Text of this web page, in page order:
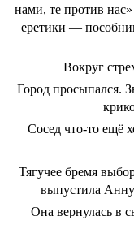
нами, те против
еретики —
Вокруг
Город просыпался.
Сосед что-то ещё
Тягучее бремя
выпустила
Она вернулась в